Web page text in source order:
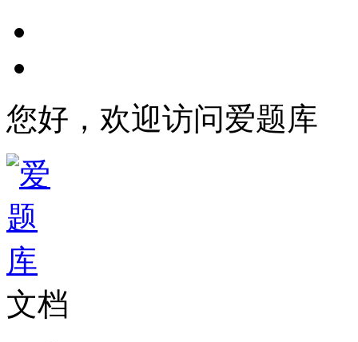
您好，欢迎访问爱题库
文档